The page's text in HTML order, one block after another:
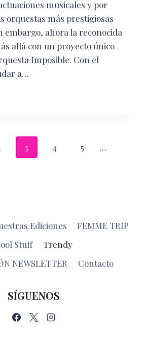
musicales y por
orquestas más prestigiosas
embargo, ahora la reconocida
allá con un proyecto único
Imposible. Con el
a…
3 4 5
…
Ediciones
FEMME TRIP
Stuff
Trendy
NEWSLETTER
Contacto
SÍGUENOS